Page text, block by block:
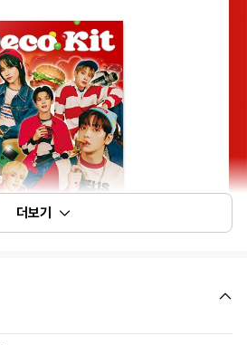
더보기